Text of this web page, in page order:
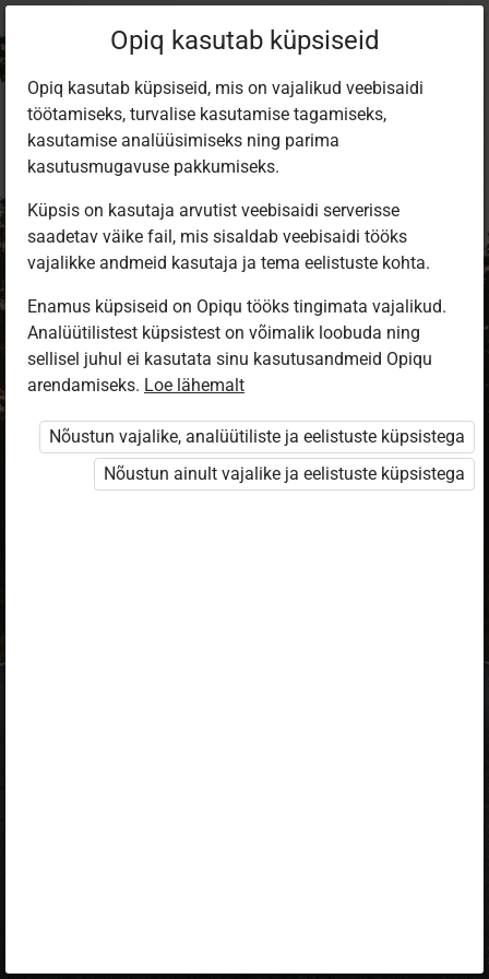
Sisene Opiqusse
Vali, kuidas end tuvastada
eKool
Stuudium
Opiq
HarID
Opiq kasutab küpsiseid
Opiq kasutab küpsiseid, mis on vajalikud veebisaidi
töötamiseks, turvalise kasutamise tagamiseks,
kasutamise analüüsimiseks ning parima
kasutusmugavuse pakkumiseks.
Küpsis on kasutaja arvutist veebisaidi serverisse
saadetav väike fail, mis sisaldab veebisaidi tööks
vajalikke andmeid kasutaja ja tema eelistuste kohta.
Enamus küpsiseid on Opiqu tööks tingimata vajalikud.
Analüütilistest küpsistest on võimalik loobuda ning
sellisel juhul ei kasutata sinu kasutusandmeid Opiqu
arendamiseks. Loe lähemalt
Nõustun vajalike, analüütiliste ja eelistuste küpsistega
Nõustun ainult vajalike ja eelistuste küpsistega